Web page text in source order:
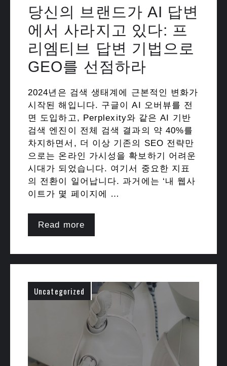
당신의 브랜드가 AI 답변
에서 사라지고 있다: 프
리엠티브 답변 기법으로
GEO를 선점하라
2024년은 검색 생태계에 근본적인 변화가
시작된 해입니다. 구글이 AI 오버뷰를 전
면 도입하고, Perplexity와 같은 AI 기반
검색 엔진이 전체 검색 결과의 약 40%를
차지하면서, 더 이상 기존의 SEO 전략만
으로는 온라인 가시성을 확보하기 어려운
시대가 되었습니다. 여기서 중요한 지표
의 전환이 일어납니다. 과거에는 ‘내 웹사
이트가 몇 페이지에 …
Read more
Uncategorized